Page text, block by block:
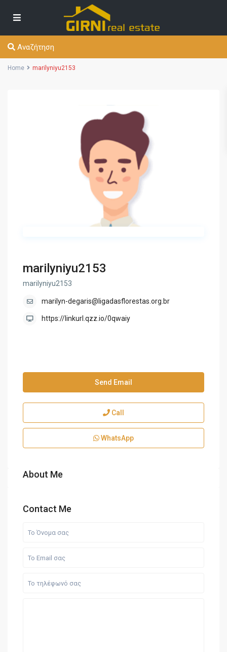
Αναζήτηση
Home marilyniyu2153
marilyniyu2153
marilyniyu2153
marilyn-degaris@ligadasflorestas.org.br
https://linkurl.qzz.io/0qwaiy
Send Email
Call
WhatsApp
About Me
Contact Me